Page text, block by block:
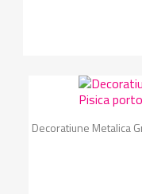
Decoratiune Metalica